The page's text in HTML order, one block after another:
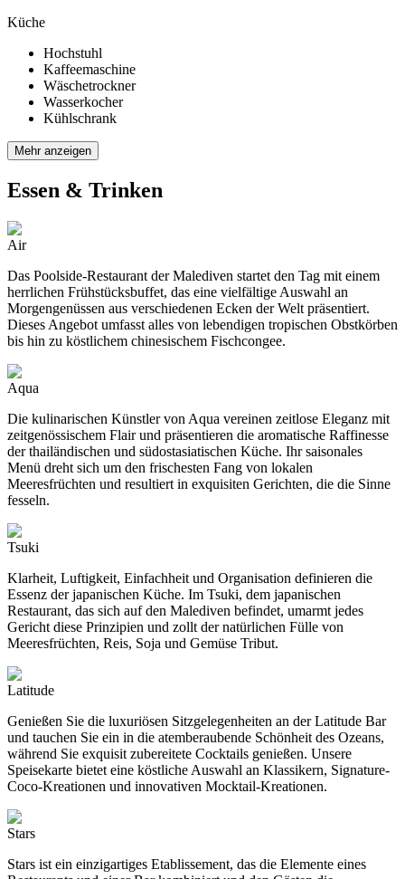
Küche
Hochstuhl
Kaffeemaschine
Wäschetrockner
Wasserkocher
Kühlschrank
Mehr anzeigen
Essen & Trinken
Air
Das Poolside-Restaurant der Malediven startet den Tag mit einem
herrlichen Frühstücksbuffet, das eine vielfältige Auswahl an
Morgengenüssen aus verschiedenen Ecken der Welt präsentiert.
Dieses Angebot umfasst alles von lebendigen tropischen Obstkörben
bis hin zu köstlichem chinesischem Fischcongee.
Aqua
Die kulinarischen Künstler von Aqua vereinen zeitlose Eleganz mit
zeitgenössischem Flair und präsentieren die aromatische Raffinesse
der thailändischen und südostasiatischen Küche. Ihr saisonales
Menü dreht sich um den frischesten Fang von lokalen
Meeresfrüchten und resultiert in exquisiten Gerichten, die die Sinne
fesseln.
Tsuki
Klarheit, Luftigkeit, Einfachheit und Organisation definieren die
Essenz der japanischen Küche. Im Tsuki, dem japanischen
Restaurant, das sich auf den Malediven befindet, umarmt jedes
Gericht diese Prinzipien und zollt der natürlichen Fülle von
Meeresfrüchten, Reis, Soja und Gemüse Tribut.
Latitude
Genießen Sie die luxuriösen Sitzgelegenheiten an der Latitude Bar
und tauchen Sie ein in die atemberaubende Schönheit des Ozeans,
während Sie exquisit zubereitete Cocktails genießen. Unsere
Speisekarte bietet eine köstliche Auswahl an Klassikern, Signature-
Coco-Kreationen und innovativen Mocktail-Kreationen.
Stars
Stars ist ein einzigartiges Etablissement, das die Elemente eines